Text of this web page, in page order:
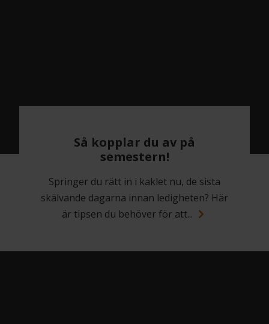
Så kopplar du av på
semestern!
Springer du rätt in i kaklet nu, de sista
skälvande dagarna innan ledigheten? Här
är tipsen du behöver för att...